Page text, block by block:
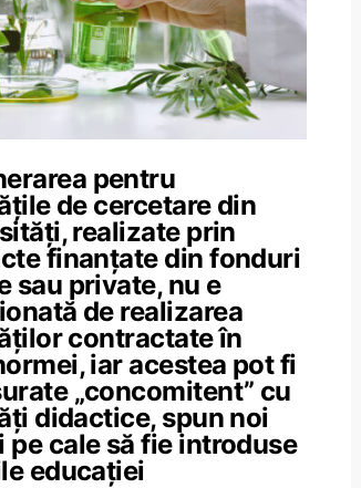
pentru
de cercetare din
realizate prin
finanțate din fonduri
sau private, nu e
de realizarea
contractate în
iar acestea pot fi
„concomitent” cu
didactice, spun noi
pe cale să fie introduse
educației